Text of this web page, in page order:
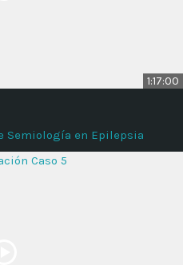
1:17:00
Semiología en Epilepsia